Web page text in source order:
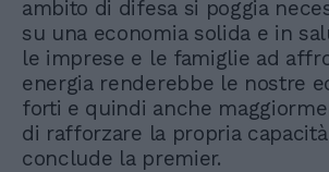
ambito di difesa si poggia
su una economia solida e in
le imprese e le famiglie ad
energia renderebbe le nostre
forti e quindi anche
di rafforzare la propria
conclude la premier.